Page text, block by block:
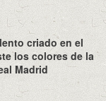
criado en el
los colores de la
Madrid